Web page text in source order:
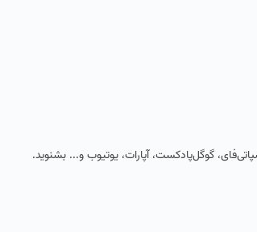
گوگل‌پادکست، آپارات، یوتیوب و... بشنوید.